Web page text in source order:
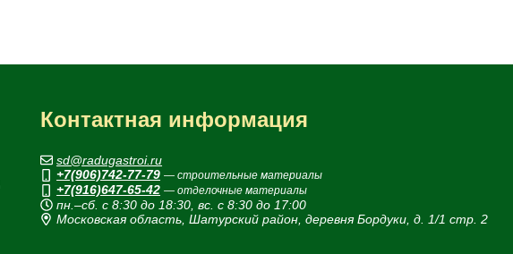
Контактная информация
sd@radugastroi.ru
+7(906)742-77-79 — строительные материалы
+7(916)647-65-42 — отделочные материалы
пн.–сб. с 8:30 до 18:30, вс. с 8:30 до 17:00
Московская область, Шатурский район, деревня Бордуки, д. 1/1 стр. 2